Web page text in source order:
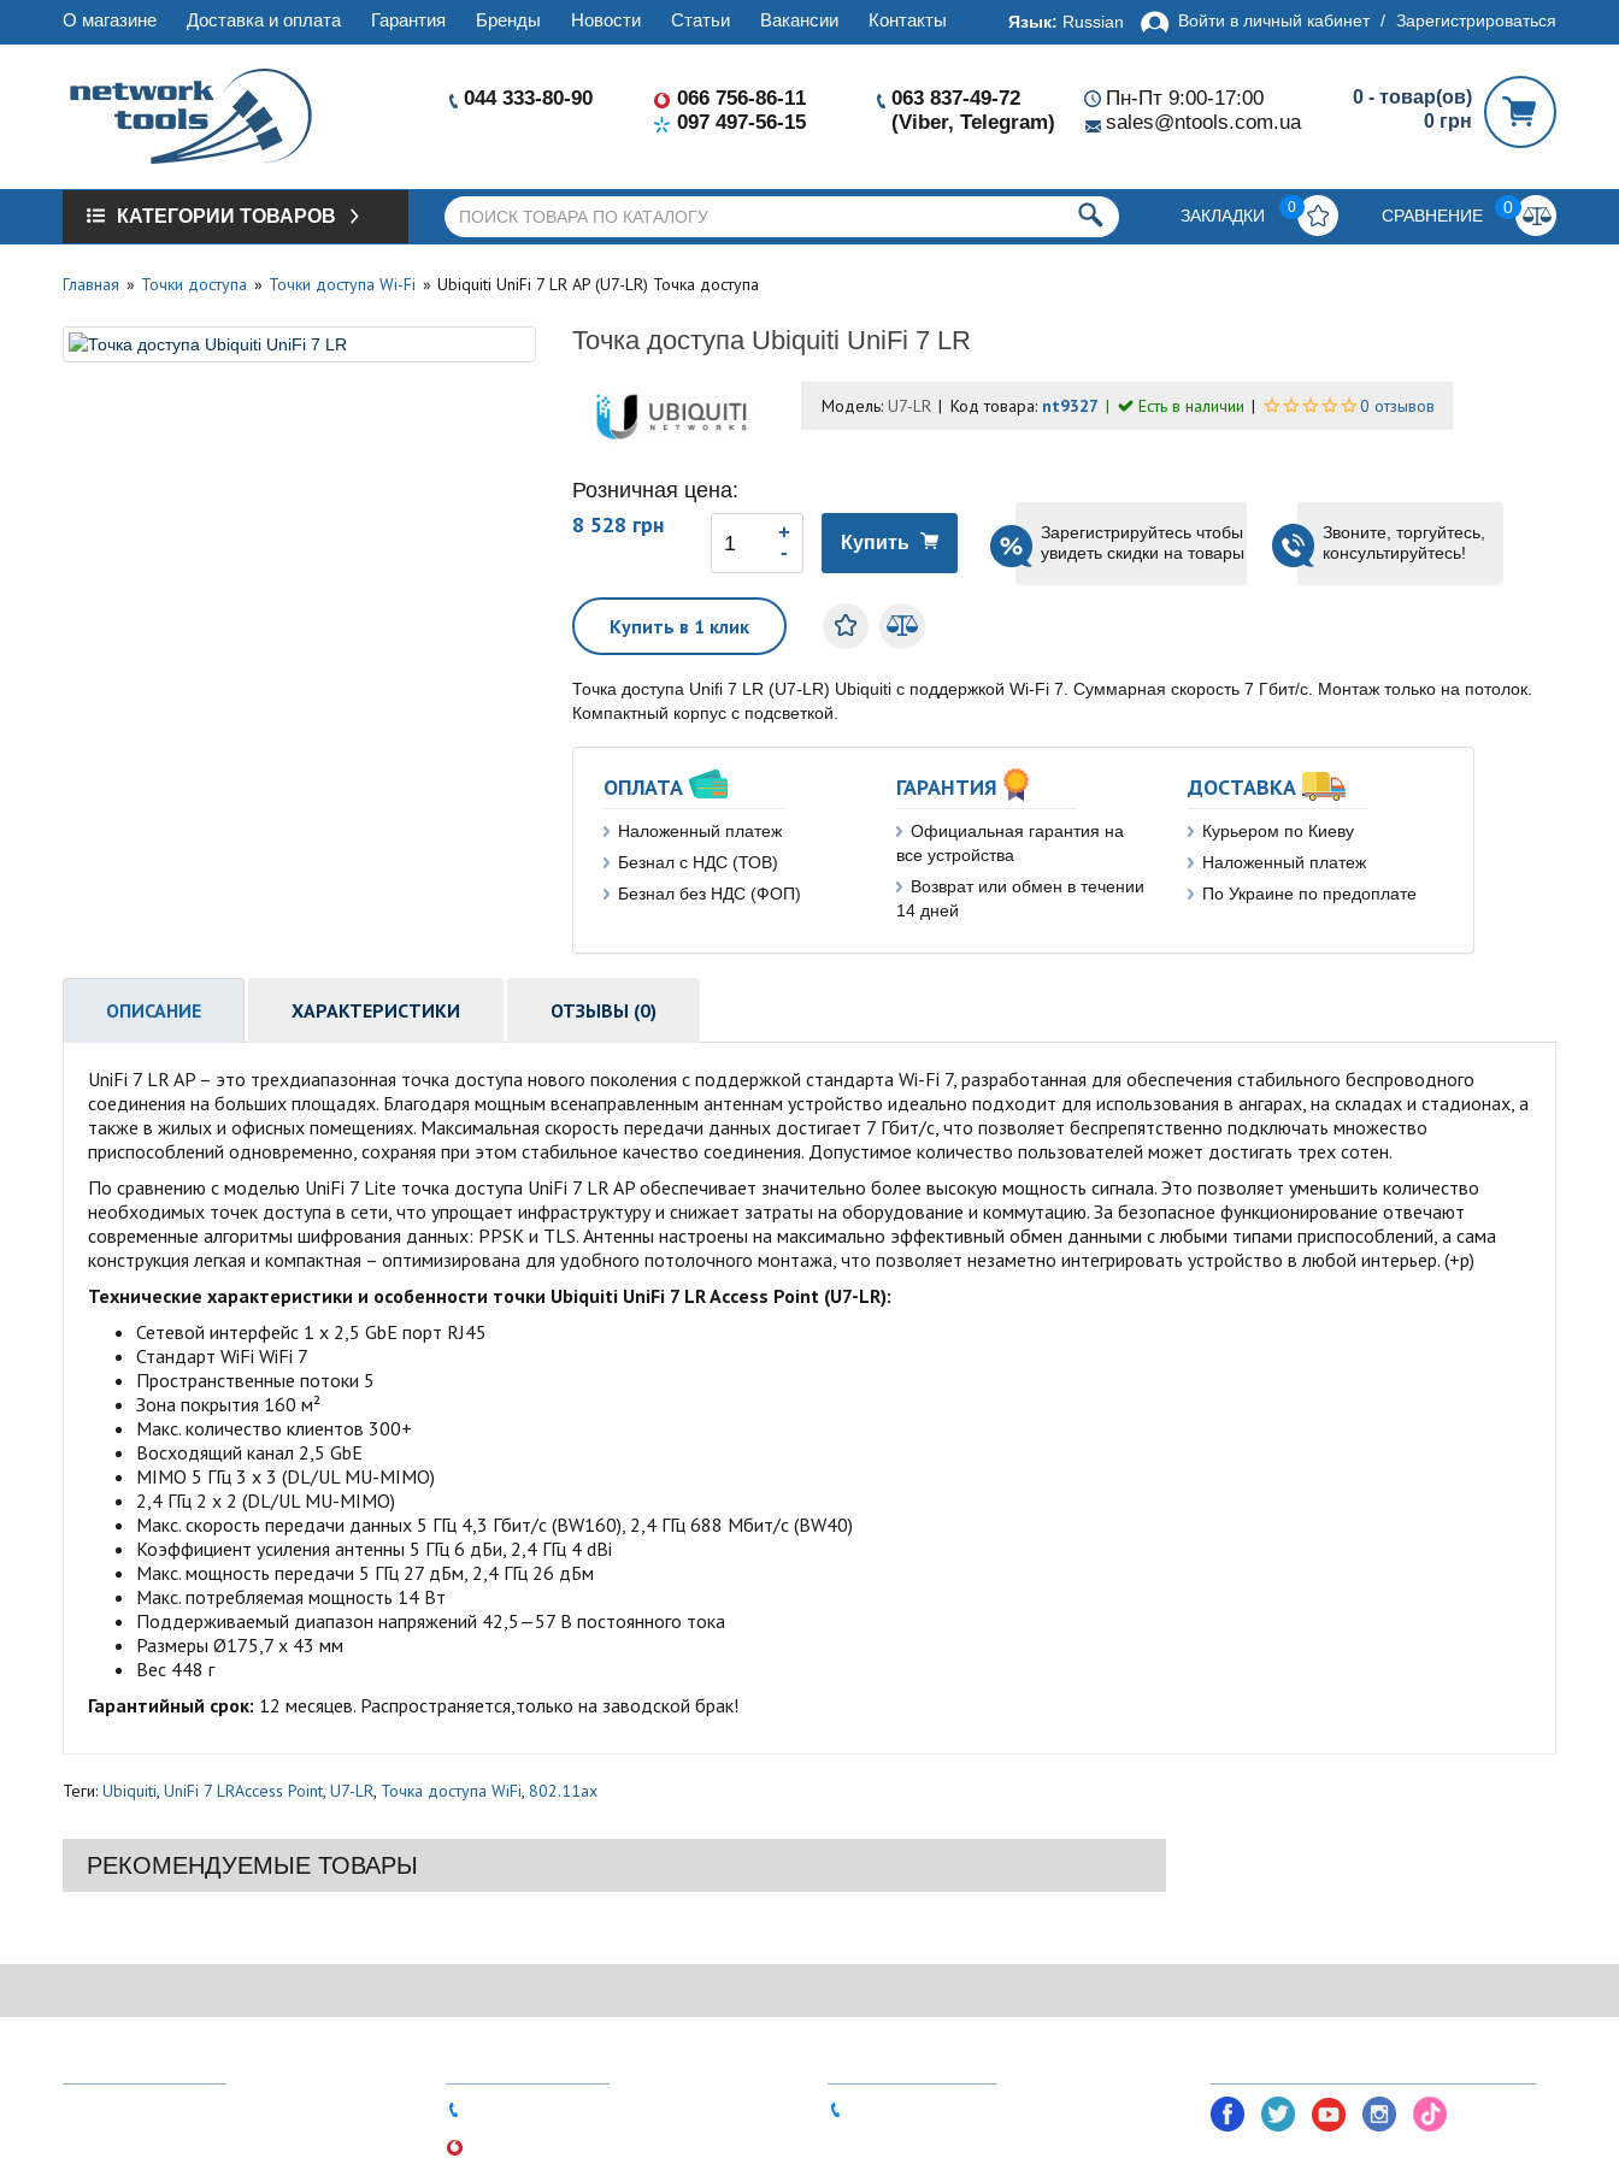
О магазине Доставка и оплата Гарантия Бренды Новости Статьи Вакансии Контакты Язык: Russian Войти в личный кабинет / Зарегистрироваться
044 333-80-90
066 756-86-11
097 497-56-15
063 837-49-72
(Viber, Telegram)
Пн-Пт 9:00-17:00
sales@ntools.com.ua
0 - товар(ов)
0 грн
КАТЕГОРИИ ТОВАРОВ ЗАКЛАДКИ 0 СРАВНЕНИЕ 0
Главная Точки доступа Точки доступа Wi-Fi Ubiquiti UniFi 7 LR AP (U7-LR) Точка доступа
Точка доступа Ubiquiti UniFi 7 LR
Модель:U7-LR Код товара: nt9327 Есть в наличии 0 отзывов
Розничная цена:
8 528 грн
Купить
Купить в 1 клик
Зарегистрируйтесь чтобы
увидеть скидки на товары
Звоните, торгуйтесь,
консультируйтесь!
Точка доступа Unifi 7 LR (U7-LR) Ubiquiti с поддержкой Wi-Fi 7. Суммарная скорость 7 Гбит/с. Монтаж только на потолок.
Компактный корпус с подсветкой.
ОПЛАТА
Наложенный платеж
Безнал с НДС (ТОВ)
Безнал без НДС (ФОП)
ГАРАНТИЯ
Официальная гарантия на
все устройства
Возврат или обмен в течении
14 дней
ДОСТАВКА
Курьером по Киеву
Наложенный платеж
По Украине по предоплате
ОПИСАНИЕ ХАРАКТЕРИСТИКИ ОТЗЫВЫ (0)
UniFi 7 LR AP – это трехдиапазонная точка доступа нового поколения с поддержкой стандарта Wi-Fi 7, разработанная для обеспечения стабильного беспроводного
соединения на больших площадях. Благодаря мощным всенаправленным антеннам устройство идеально подходит для использования в ангарах, на складах и стадионах, а
также в жилых и офисных помещениях. Максимальная скорость передачи данных достигает 7 Гбит/с, что позволяет беспрепятственно подключать множество
приспособлений одновременно, сохраняя при этом стабильное качество соединения. Допустимое количество пользователей может достигать трех сотен.
По сравнению с моделью UniFi 7 Lite точка доступа UniFi 7 LR AP обеспечивает значительно более высокую мощность сигнала. Это позволяет уменьшить количество
необходимых точек доступа в сети, что упрощает инфраструктуру и снижает затраты на оборудование и коммутацию. За безопасное функционирование отвечают
современные алгоритмы шифрования данных: PPSK и TLS. Антенны настроены на максимально эффективный обмен данными с любыми типами приспособлений, а сама
конструкция легкая и компактная – оптимизирована для удобного потолочного монтажа, что позволяет незаметно интегрировать устройство в любой интерьер. (+р)
Технические характеристики и особенности точки Ubiquiti UniFi 7 LR Access Point (U7-LR):
Сетевой интерфейс 1 x 2,5 GbE порт RJ45
Стандарт WiFi WiFi 7
Пространственные потоки 5
Зона покрытия 160 м²
Макс. количество клиентов 300+
Восходящий канал 2,5 GbE
MIMO 5 ГГц 3 x 3 (DL/UL MU-MIMO)
2,4 ГГц 2 x 2 (DL/UL MU-MIMO)
Макс. скорость передачи данных 5 ГГц 4,3 Гбит/с (BW160), 2,4 ГГц 688 Мбит/с (BW40)
Коэффициент усиления антенны 5 ГГц 6 дБи, 2,4 ГГц 4 dBi
Макс. мощность передачи 5 ГГц 27 дБм, 2,4 ГГц 26 дБм
Макс. потребляемая мощность 14 Вт
Поддерживаемый диапазон напряжений 42,5—57 В постоянного тока
Размеры Ø175,7 x 43 мм
Вес 448 г
Гарантийный срок: 12 месяцев. Распространяется,только на заводской брак!
Теги: Ubiquiti, UniFi 7 LRAccess Point, U7-LR, Точка доступа WiFi, 802.11ax
РЕКОМЕНДУЕМЫЕ ТОВАРЫ